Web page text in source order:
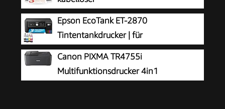
Reichweite, Drucken in hoher Qualität
Multifunktionstintenstrahldrucker
Epson EcoTank ET-2870
Tintentankdrucker | für
vielbeschäftigte Haushalte | WLAN | A4
| Drucken, Kopieren, Scannen | 3.7 cm LCD-
Display | inkl. Tinte für bis zu 3 Jahre
Canon PIXMA TR4755i
Multifunktionsdrucker 4in1